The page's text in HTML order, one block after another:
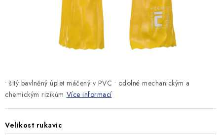
• šitý bavlněný úplet máčený v PVC • odolné mechanickým a
chemickým rizikům Více informací
Velikost rukavic